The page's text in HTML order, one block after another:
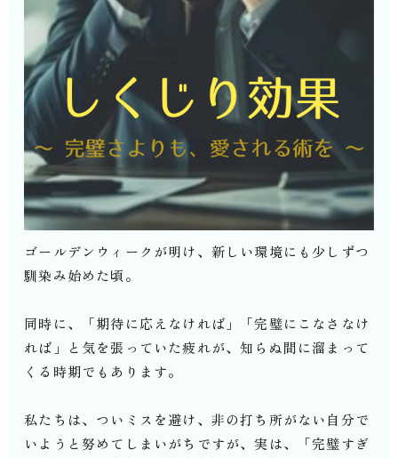
ゴールデンウィークが明け、新しい環境にも少しずつ
馴染み始めた頃。
同時に、「期待に応えなければ」「完璧にこなさなけ
れば」と気を張っていた疲れが、知らぬ間に溜まって
くる時期でもあります。
私たちは、ついミスを避け、非の打ち所がない自分で
いようと努めてしまいがちですが、実は、「完璧すぎ